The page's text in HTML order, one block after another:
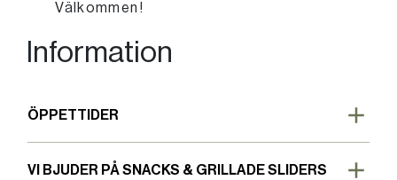
Välkommen!
Information
ÖPPETTIDER
VI BJUDER PÅ SNACKS & GRILLADE SLIDERS